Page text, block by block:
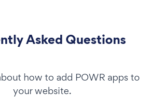
Asked Questions
how to add POWR apps to
your website.